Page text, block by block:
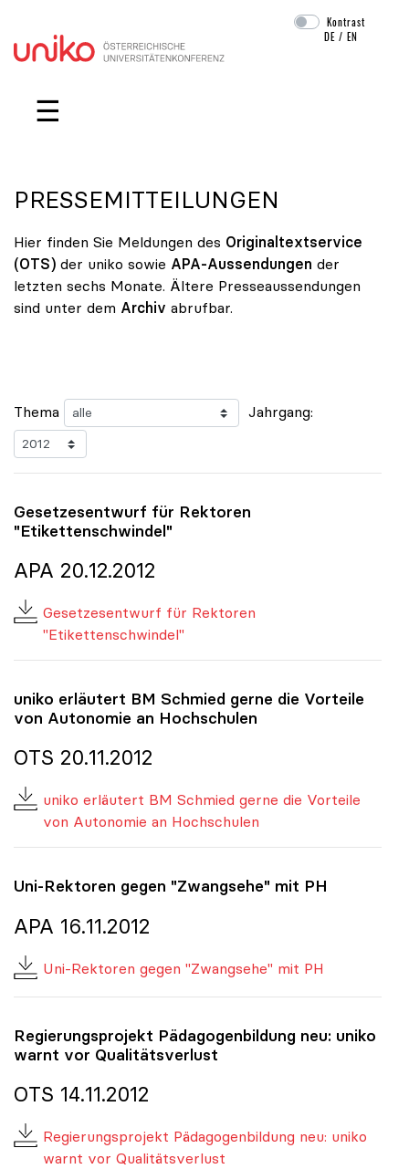
Navigation überspringen
Kontrast
DE /EN
☰
PRESSEMITTEILUNGEN
Hier finden Sie Meldungen des Originaltextservice
(OTS) der uniko sowie APA-Aussendungen der
letzten sechs Monate. Ältere Presseaussendungen
sind unter dem Archiv abrufbar.
Thema Jahrgang:
Gesetzesentwurf für Rektoren
"Etikettenschwindel"
APA 20.12.2012
Gesetzesentwurf für Rektoren
"Etikettenschwindel"
uniko erläutert BM Schmied gerne die Vorteile
von Autonomie an Hochschulen
OTS 20.11.2012
uniko erläutert BM Schmied gerne die Vorteile
von Autonomie an Hochschulen
Uni-Rektoren gegen "Zwangsehe" mit PH
APA 16.11.2012
Uni-Rektoren gegen "Zwangsehe" mit PH
Regierungsprojekt Pädagogenbildung neu: uniko
warnt vor Qualitätsverlust
OTS 14.11.2012
Regierungsprojekt Pädagogenbildung neu: uniko
warnt vor Qualitätsverlust